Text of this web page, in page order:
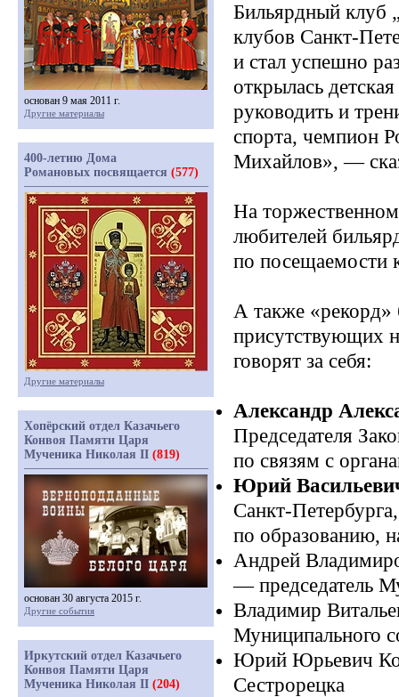
Бильярдный клуб
клубов Санкт-
и стал успешно
открылась
руководить и
спорта, чемпион
Михайлов», —
На
любителей
по посещаемости
А также «рекорд»
присутствующих
говорят за себя:
Александр
Председателя
по связям с
Юрий
Санкт-
по образованию,
Андрей
— председатель
Владимир
Муниципального
Юрий Юрьевич
Сестрорецка
основан 9 мая 2011 г.
Другие материалы
400-летию Дома
Романовых посвящается (577)
Другие материалы
Хопёрский отдел Казачьего
Конвоя Памяти Царя
Мученика Николая II (819)
основан 30 августа 2015 г.
Другие события
Иркутский отдел Казачьего
Конвоя Памяти Царя
Мученика Николая II (204)